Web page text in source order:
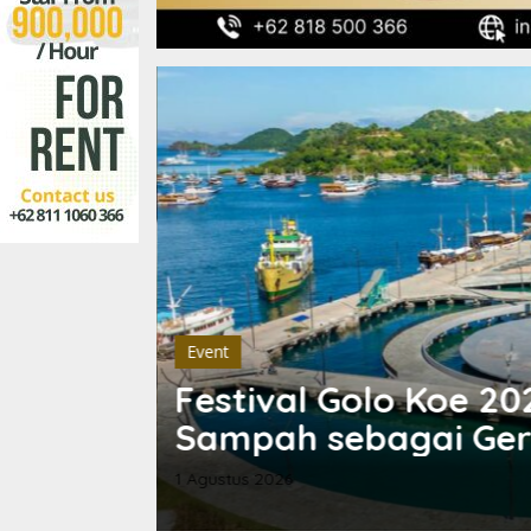
Budaya ,Ragam
Pilkades Siru 2026:
Pesan di Tengah
6 Agustus 2026